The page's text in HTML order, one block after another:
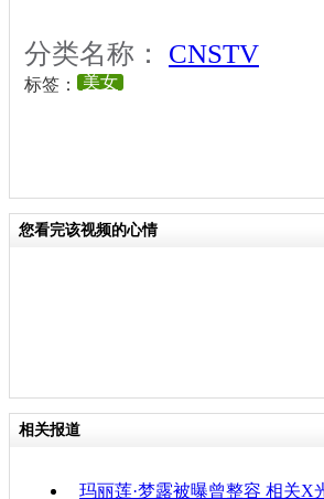
分类名称： CNSTV
标签： 美女
您看完该视频的心情
相关报道
玛丽莲·梦露被曝曾整容 相关X